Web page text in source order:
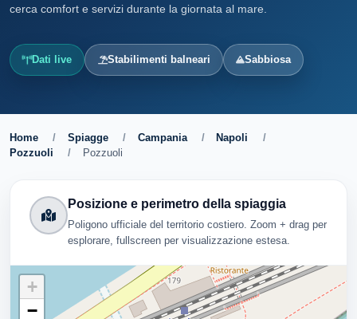
cerca comfort e servizi durante la giornata al mare.
Dati live Stabilimenti balneari Sabbiosa
Home / Spiagge / Campania / Napoli
/
Pozzuoli
/ Pozzuoli
Posizione e perimetro della spiaggia
Poligono ufficiale del territorio costiero. Zoom + drag per
esplorare, fullscreen per visualizzazione estesa.
+
−